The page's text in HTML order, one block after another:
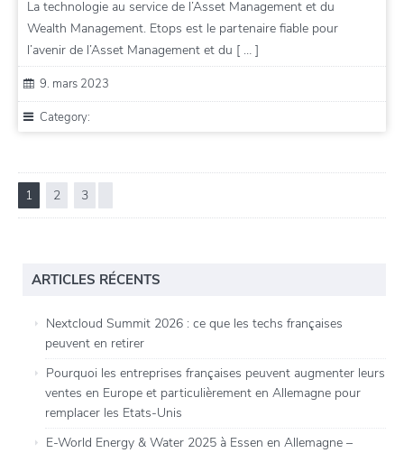
La technologie au service de l’Asset Management et du
Wealth Management. Etops est le partenaire fiable pour
l’avenir de l’Asset Management et du [ … ]
9. mars 2023
Category:
1 2 3
ARTICLES RÉCENTS
Nextcloud Summit 2026 : ce que les techs françaises
peuvent en retirer
Pourquoi les entreprises françaises peuvent augmenter leurs
ventes en Europe et particulièrement en Allemagne pour
remplacer les Etats-Unis
E-World Energy & Water 2025 à Essen en Allemagne –